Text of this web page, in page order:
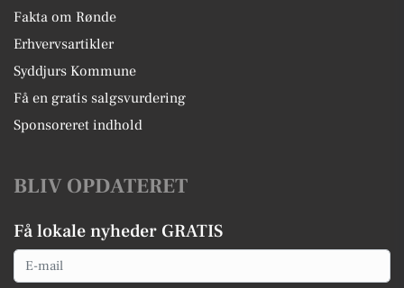
Fakta om Rønde
Erhvervsartikler
Syddjurs Kommune
Få en gratis salgsvurdering
Sponsoreret indhold
BLIV OPDATERET
Få lokale nyheder GRATIS
Email